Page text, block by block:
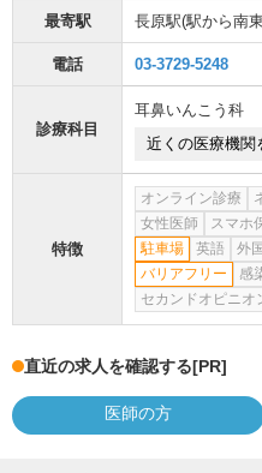
最寄駅 長原駅(駅から南
電話 03-3729-5248
診療科目
耳鼻いんこう科
近くの医療機関
特徴
オンライン診療
女性医師
スマホ
駐車場
英語 外
バリアフリー
感
セカンドオピニオ
直近の求人を確認する[PR]
医師の方